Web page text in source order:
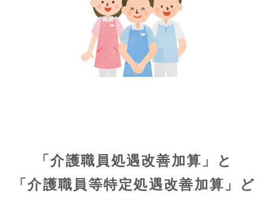
「介護職員処遇改善加算」と
「介護職員等特定処遇改善加算」ど